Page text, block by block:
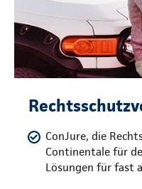
ConJure, die
Continentale für
Lösungen für fast